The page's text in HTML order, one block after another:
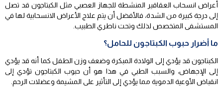
أعراض انسحاب العقاقير المنشطة للجهاز العصبي مثل الكبتاجون قد تصل
إلى درجة كبيرة من الشدة، فالأفضل أن يتم علاج الأعراض الانسحابية لها في
المستشفى المتخصص لذلك وتحت ناطري الطبيب.
ما أضرار حبوب الكبتاجون للحامل؟
الكبتاجون قد يؤدي إلى الولادة المبكرة وضعف وزن الطفل كما أنه قد يؤدي
إلى الإجهاض، والسبب الطبي في هذا هو أن حبوب الكبتاجون تؤدي إلى
انقباض الأوعية الدموية مما يؤدي إلى التأثير على المشيمة وعضلات الرحم.